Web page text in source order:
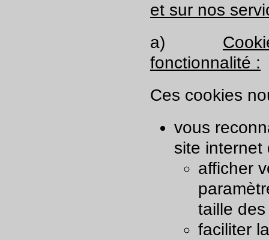
et sur nos
a)
fonctionnalité :
Ces cookies
vous
site internet
afficher
taille
faciliter